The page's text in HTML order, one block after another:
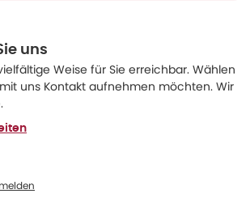
uns
Weise für Sie erreichbar. Wählen
mit uns Kontakt aufnehmen möchten. Wir